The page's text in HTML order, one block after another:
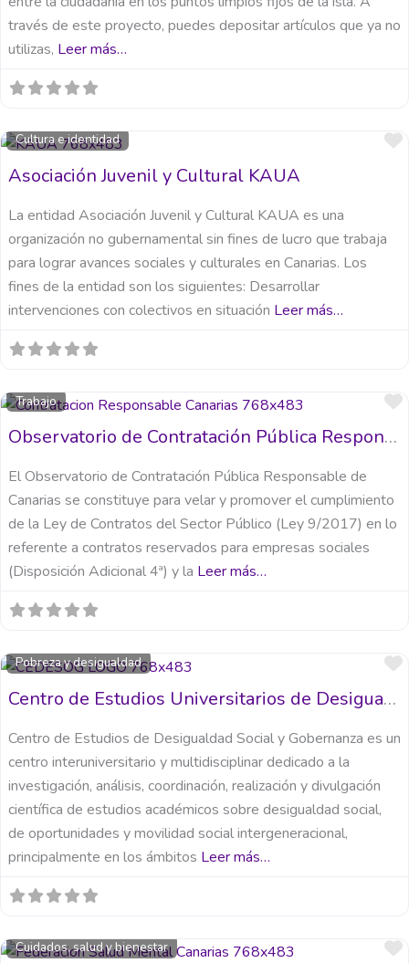
través de este proyecto, puedes depositar artículos que ya no
utilizas, Leer más…
Cultura e identidad
Asociación Juvenil y Cultural KAUA
La entidad Asociación Juvenil y Cultural KAUA es una
organización no gubernamental sin fines de lucro que trabaja
para lograr avances sociales y culturales en Canarias. Los
fines de la entidad son los siguientes: Desarrollar
intervenciones con colectivos en situación Leer más…
Trabajo
Observatorio de Contratación Pública Responsable de Canarias
El Observatorio de Contratación Pública Responsable de
Canarias se constituye para velar y promover el cumplimiento
de la Ley de Contratos del Sector Público (Ley 9/2017) en lo
referente a contratos reservados para empresas sociales
(Disposición Adicional 4ª) y la Leer más…
Pobreza y desigualdad
Centro de Estudios Universitarios de Desigualdad Social y Gobernanza (CEDESOG)
Centro de Estudios de Desigualdad Social y Gobernanza es un
centro interuniversitario y multidisciplinar dedicado a la
investigación, análisis, coordinación, realización y divulgación
científica de estudios académicos sobre desigualdad social,
de oportunidades y movilidad social intergeneracional,
principalmente en los ámbitos Leer más…
Cuidados, salud y bienestar